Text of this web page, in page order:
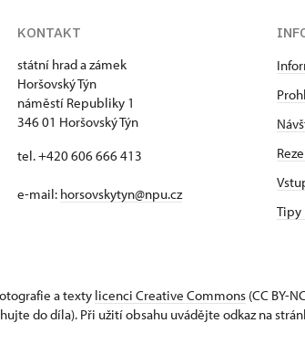
KONTAKT
státní hrad a zámek
Horšovský Týn
náměstí Republiky 1
346 01 Horšovský Týn
tel. +420 606 666 413
e-mail: horsovskytyn@npu.cz
Tipy
a texty licenci Creative Commons (CC BY-
do díla). Při užití obsahu uvádějte odkaz na